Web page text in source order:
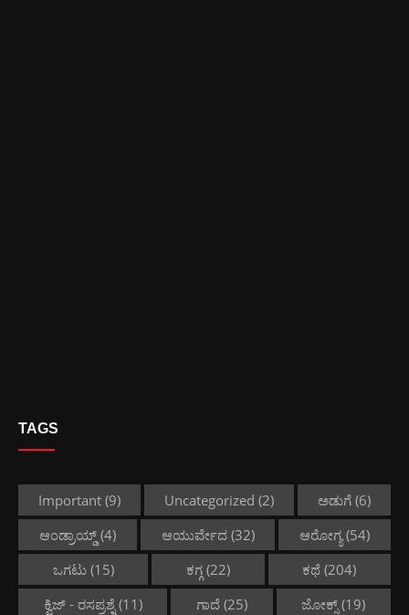
TAGS
Important (9) Uncategorized (2) ಅಡುಗೆ (6)
ಆಂಡ್ರಾಯ್ಡ್(4) ಆಯುರ್ವೇದ(32) ಆರೋಗ್ಯ(54)
ಒಗಟು(15) ಕಗ್ಗ(22) ಕಥೆ (204)
ಕ್ವಿಜ್ - ರಸಪ್ರಶ್ನೆ(11) ಗಾದೆ(25) ಜೋಕ್ಸ್(19)